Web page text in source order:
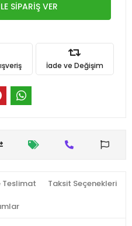
SİPARİŞ VER
İade ve Değişim
Teslimat Taksit Seçenekleri